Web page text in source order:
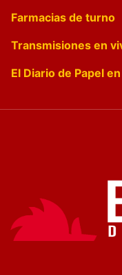
Farmacias de turno
Transmisiones en
El Diario de Papel